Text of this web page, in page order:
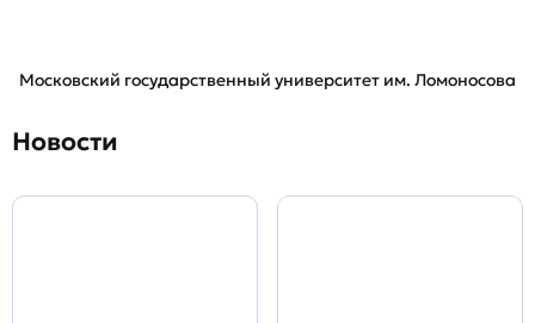
Московский государственный университет им. Ломоносова
Новости